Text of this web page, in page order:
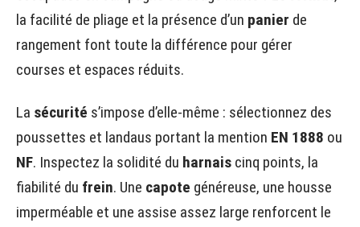
la facilité de pliage et la présence d’un panier de
rangement font toute la différence pour gérer
courses et espaces réduits.
La sécurité s’impose d’elle-même : sélectionnez des
poussettes et landaus portant la mention EN 1888 ou
NF. Inspectez la solidité du harnais cinq points, la
fiabilité du frein. Une capote généreuse, une housse
imperméable et une assise assez large renforcent le